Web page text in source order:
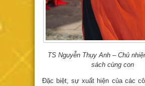
TS Nguyễn Thụy Anh – Chủ
sách cùng con
Đặc biệt, sự xuất hiện của các